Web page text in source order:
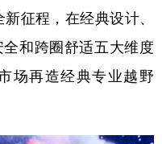
黑龙江
征程，在经典设计、
和跨圈舒适五大维度
场再造经典专业越野